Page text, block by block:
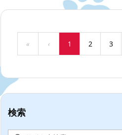
« ‹ 1 2 3
検索